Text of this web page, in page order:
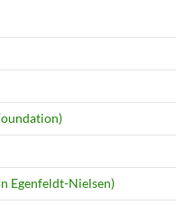
Egenfeldt-Nielsen)